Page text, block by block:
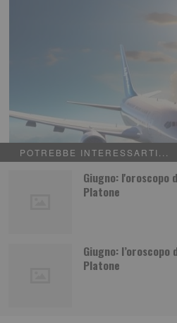
POTREBBE INTERESSARTI...
Giugno: l'oroscopo
Platone
Giugno: l’oroscopo
Platone
Vacanza… da cosa?
SOCIOGRAFIA LETTERE DAL